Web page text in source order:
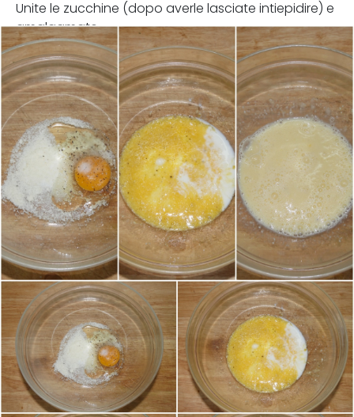
Unite le zucchine (dopo averle lasciate intiepidire) e
amalgamate.